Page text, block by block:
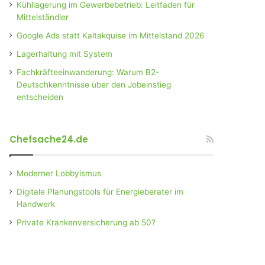
Kühllagerung im Gewerbebetrieb: Leitfaden für
Mittelständler
Google Ads statt Kaltakquise im Mittelstand 2026
Lagerhaltung mit System
Fachkräfteeinwanderung: Warum B2-
Deutschkenntnisse über den Jobeinstieg
entscheiden
Chefsache24.de
Moderner Lobbyismus
Digitale Planungstools für Energieberater im
Handwerk
Private Krankenversicherung ab 50?